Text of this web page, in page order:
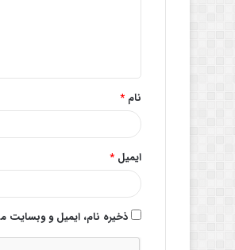
*
نام *
ایمیل *
ذخیره نام، ایمیل و وبسایت